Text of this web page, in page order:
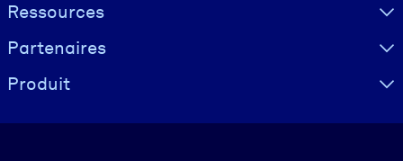
Ressources
Partenaires
Produit